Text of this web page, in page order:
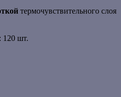
термочувствительного слоя
120 шт.